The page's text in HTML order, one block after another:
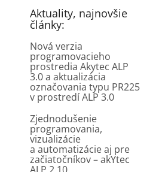
Aktuality, najnovšie
články:
Nová verzia
programovacieho
prostredia Akytec ALP
3.0 a aktualizácia
označovania typu PR225
v prostredí ALP 3.0
Zjednodušenie
programovania,
vizualizácie
a automatizácie aj pre
začiatočníkov – akYtec